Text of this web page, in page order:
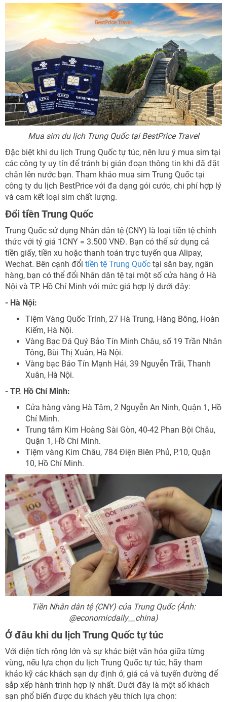
Mua sim du lịch Trung Quốc tại BestPrice Travel
Đặc biệt khi du lịch Trung Quốc tự túc, nên lưu ý mua sim tại
các công ty uy tín để tránh bị gián đoạn thông tin khi đã đặt
chân lên nước bạn. Tham khảo mua sim Trung Quốc tại
công ty du lịch BestPrice với đa dạng gói cước, chi phí hợp lý
và cam kết loại sim chất lượng.
Đổi tiền Trung Quốc
Trung Quốc sử dụng Nhân dân tệ (CNY) là loại tiền tệ chính
thức với tỷ giá 1CNY = 3.500 VNĐ. Bạn có thể sử dụng cả
tiền giấy, tiền xu hoặc thanh toán trực tuyến qua Alipay,
Wechat. Bên cạnh đổi tiền tệ Trung Quốc tại sân bay, ngân
hàng, bạn có thể đổi Nhân dân tệ tại một số cửa hàng ở Hà
Nội và TP. Hồ Chí Minh với mức giá hợp lý dưới đây:
- Hà Nội:
Tiệm Vàng Quốc Trinh, 27 Hà Trung, Hàng Bông, Hoàn
Kiếm, Hà Nội.
Vàng Bạc Đá Quý Bảo Tín Minh Châu, số 19 Trần Nhân
Tông, Bùi Thị Xuân, Hà Nội.
Vàng bạc Bảo Tín Mạnh Hải, 39 Nguyễn Trãi, Thanh
Xuân, Hà Nội.
- TP. Hồ Chí Minh:
Cửa hàng vàng Hà Tâm, 2 Nguyễn An Ninh, Quận 1, Hồ
Chí Minh.
Trung tâm Kim Hoàng Sài Gòn, 40-42 Phan Bội Châu,
Quận 1, Hồ Chí Minh.
Tiệm vàng Kim Châu, 784 Điện Biên Phủ, P.10, Quận
10, Hồ Chí Minh.
Tiền Nhân dân tệ (CNY) của Trung Quốc (Ảnh:
@economicdaily__china)
Ở đâu khi du lịch Trung Quốc tự túc
Với diện tích rộng lớn và sự khác biệt văn hóa giữa từng
vùng, nếu lựa chọn du lịch Trung Quốc tự túc, hãy tham
khảo kỹ các khách sạn dự định ở, giá cả và tuyến đường để
sắp xếp hành trình hợp lý nhất. Dưới đây là một số khách
sạn phổ biến được du khách yêu thích lựa chọn: